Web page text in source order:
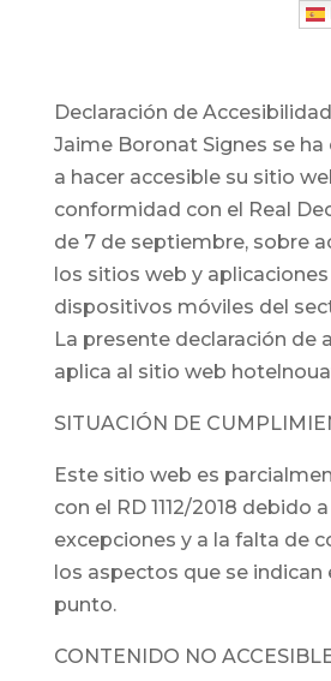
Declaración de Accesibilidad
Jaime Boronat Signes se
a hacer accesible su sitio
conformidad con el Real
de 7 de septiembre, sobre
los sitios web y aplicaciones
dispositivos móviles del
La presente declaración de
aplica al sitio web
SITUACIÓN DE
Este sitio web es
con el RD 1112/2018 debido
excepciones y a la falta de
los aspectos que se indican
punto.
CONTENIDO NO